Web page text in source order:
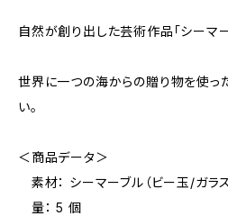
自然が創り出した芸術作品「シーマー
世界に一つの海からの贈り物を使っ
い。
＜商品データ＞
素材： シーマーブル（ビー玉/ガラス
量： 5 個